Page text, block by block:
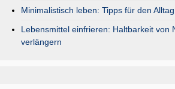
Minimalistisch leben: Tipps für den Alltag
Lebensmittel einfrieren: Haltbarkeit von
verlängern